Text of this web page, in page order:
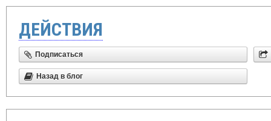
ДЕЙСТВИЯ
Подписаться
Назад в блог